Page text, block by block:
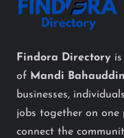
Findora Directory
of Mandi Bahauddin
businesses,
jobs together on
connect the